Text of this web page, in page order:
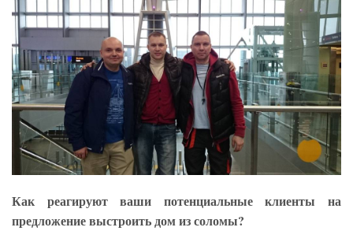
Как реагируют ваши потенциальные клиенты на
предложение выстроить дом из соломы?